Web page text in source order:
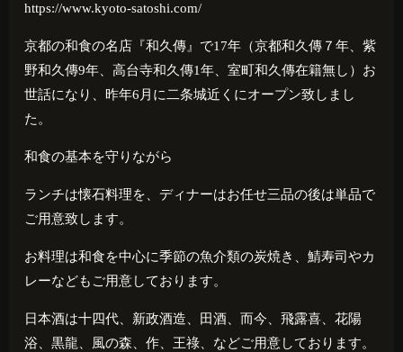
https://www.kyoto-satoshi.com/
京都の和食の名店『和久傳』で17年（京都和久傳７年、紫
野和久傳9年、高台寺和久傳1年、室町和久傳在籍無し）お
世話になり、昨年6 月に二条城近くにオープン致しまし
た。
和食の基本を守りながら
ランチは懐石料理を、ディナーはお任せ三品の後は単品で
ご用意致します。
お料理は和食を中心に季節の魚介類の炭焼き、鯖寿司やカ
レーなどもご用意しております。
日本酒は十四代、新政酒造、田酒、而今、飛露喜、花陽
浴、黒龍、風の森、作、王祿、などご用意しております。